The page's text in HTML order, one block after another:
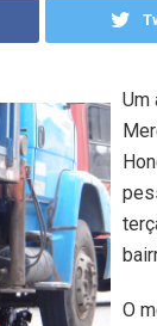
Um
O